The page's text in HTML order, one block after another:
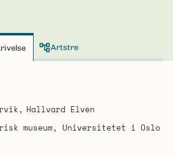
Artstre
Hallvard Elven
museum, Universitetet i Oslo